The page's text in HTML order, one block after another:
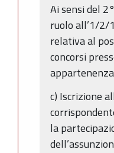
Ai sensi del
ruolo all’1/2/
relativa al
concorsi
c) Iscrizione
la